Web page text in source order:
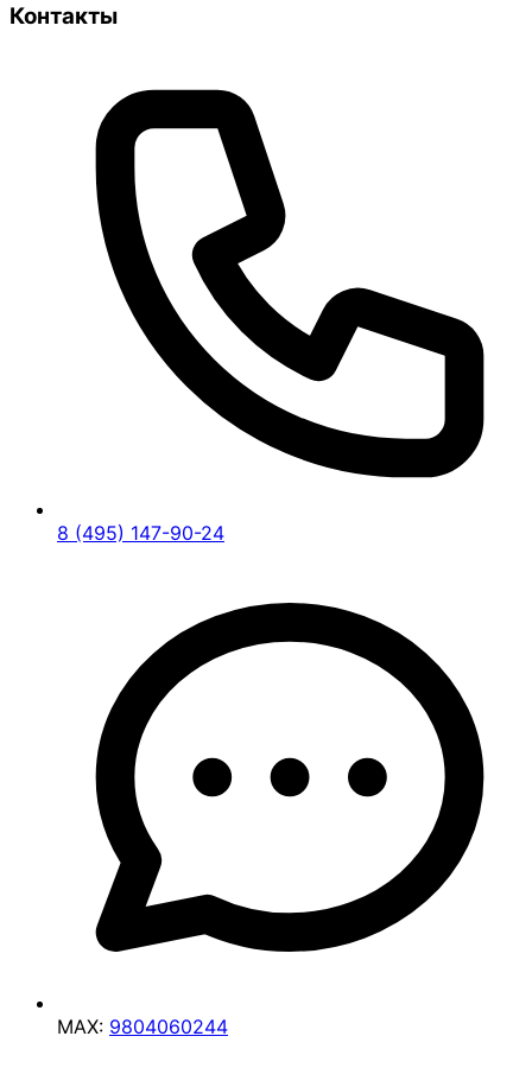
Контакты
8 (495) 147-90-24
MAX: 9804060244